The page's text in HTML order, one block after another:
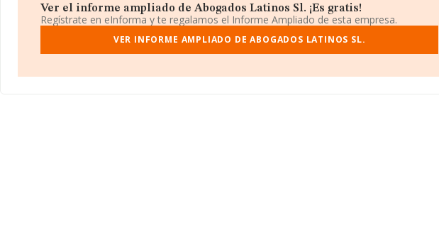
Con los datos a disposición de INFORMA sobre 28.030 empresas pertenecientes al sector, a
nivel nacional la facturación asciende a 6.290 millones de euros y la media de facturación de
ventas entre todas las compañías alcanza los 224 mil euros. Respecto a la información de la
provincia (hablamos de Madrid), en la base de datos INFORMA constan 8265 empresas, con
los empleados de media son 2; la antigüedad desde la constitución es de 14 años.
Ver el informe ampliado de Abogados Latinos Sl. ¡Es gratis!
Regístrate en eInforma y te regalamos el Informe Ampliado de esta empresa.
VER INFORME AMPLIADO DE ABOGADOS LATINOS SL.